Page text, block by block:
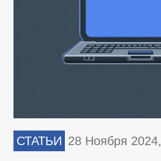
СТАТЬИ 28 Ноября 2024,